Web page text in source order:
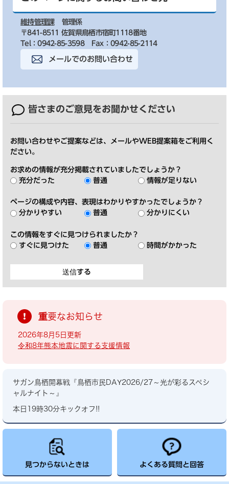
維持管理課
管理係
〒841-8511 佐賀県鳥栖市宿町1118番地
Tel：0942-85-3598
Fax：0942-85-2114
メールでのお問い合わせ
皆さまのご意見をお聞かせください
お問い合わせやご提案などは、メールやWEB提案箱をご利用く
ださい。
お求めの情報が充分掲載されていましたでしょうか？
充分だった
普通 情報が足りない
ページの構成や内容、表現はわかりやすかったでしょうか？
分かりやすい
普通 分かりにくい
この情報をすぐに見つけられましたか？
すぐに見つけた
普通 時間がかかった
重要なお知らせ
2026年8月5日更新
令和8年熊本地震に関する支援情報
サガン鳥栖開幕戦『鳥栖市民DAY2026/27～光が彩るスペシ
ャルナイト～』
本日19時30分キックオフ!!
見つからないときは よくある質問と回答